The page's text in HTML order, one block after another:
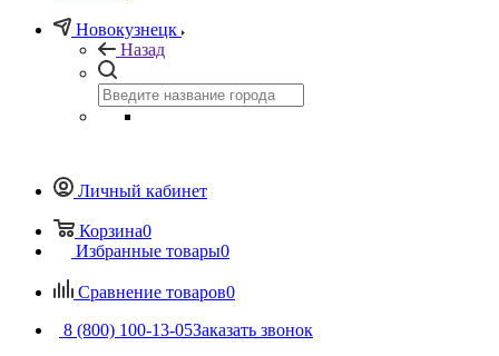
Новокузнецк
Назад
Личный кабинет
Корзина0
Избранные товары0
Сравнение товаров0
8 (800) 100-13-05Заказать звонок